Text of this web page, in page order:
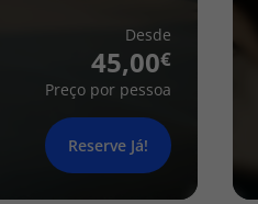
Desde
45,00
Preço por pessoa
Reserve Já!